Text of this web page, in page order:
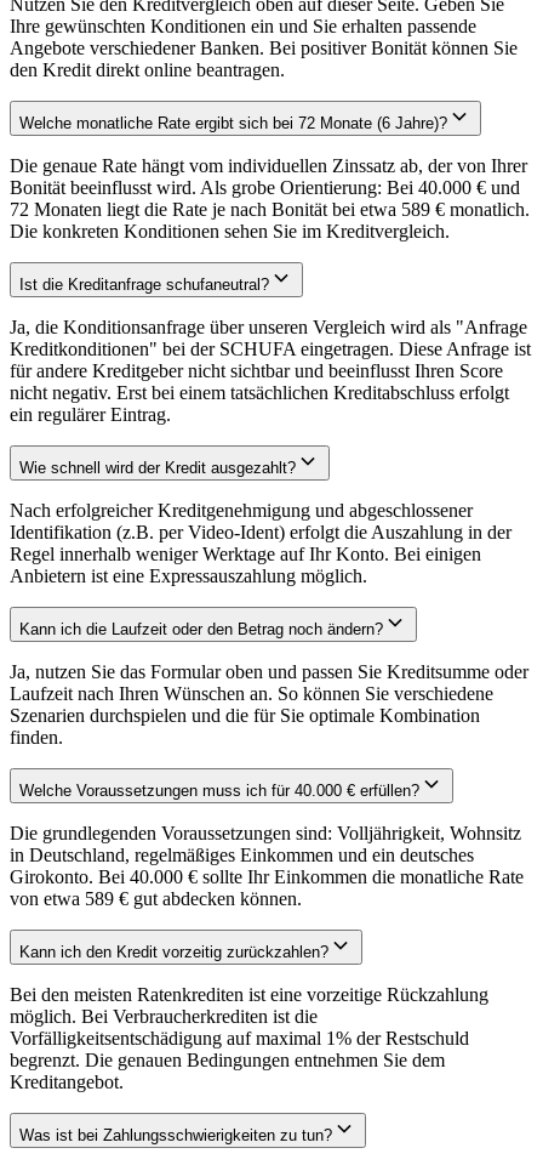
Nutzen Sie den Kreditvergleich oben auf dieser Seite. Geben Sie
Ihre gewünschten Konditionen ein und Sie erhalten passende
Angebote verschiedener Banken. Bei positiver Bonität können Sie
den Kredit direkt online beantragen.
Welche monatliche Rate ergibt sich bei 72 Monate (6 Jahre)?
Die genaue Rate hängt vom individuellen Zinssatz ab, der von Ihrer
Bonität beeinflusst wird. Als grobe Orientierung: Bei 40.000 € und
72 Monaten liegt die Rate je nach Bonität bei etwa 589 € monatlich.
Die konkreten Konditionen sehen Sie im Kreditvergleich.
Ist die Kreditanfrage schufaneutral?
Ja, die Konditionsanfrage über unseren Vergleich wird als "Anfrage
Kreditkonditionen" bei der SCHUFA eingetragen. Diese Anfrage ist
für andere Kreditgeber nicht sichtbar und beeinflusst Ihren Score
nicht negativ. Erst bei einem tatsächlichen Kreditabschluss erfolgt
ein regulärer Eintrag.
Wie schnell wird der Kredit ausgezahlt?
Nach erfolgreicher Kreditgenehmigung und abgeschlossener
Identifikation (z.B. per Video-Ident) erfolgt die Auszahlung in der
Regel innerhalb weniger Werktage auf Ihr Konto. Bei einigen
Anbietern ist eine Expressauszahlung möglich.
Kann ich die Laufzeit oder den Betrag noch ändern?
Ja, nutzen Sie das Formular oben und passen Sie Kreditsumme oder
Laufzeit nach Ihren Wünschen an. So können Sie verschiedene
Szenarien durchspielen und die für Sie optimale Kombination
finden.
Welche Voraussetzungen muss ich für 40.000 € erfüllen?
Die grundlegenden Voraussetzungen sind: Volljährigkeit, Wohnsitz
in Deutschland, regelmäßiges Einkommen und ein deutsches
Girokonto. Bei 40.000 € sollte Ihr Einkommen die monatliche Rate
von etwa 589 € gut abdecken können.
Kann ich den Kredit vorzeitig zurückzahlen?
Bei den meisten Ratenkrediten ist eine vorzeitige Rückzahlung
möglich. Bei Verbraucherkrediten ist die
Vorfälligkeitsentschädigung auf maximal 1% der Restschuld
begrenzt. Die genauen Bedingungen entnehmen Sie dem
Kreditangebot.
Was ist bei Zahlungsschwierigkeiten zu tun?